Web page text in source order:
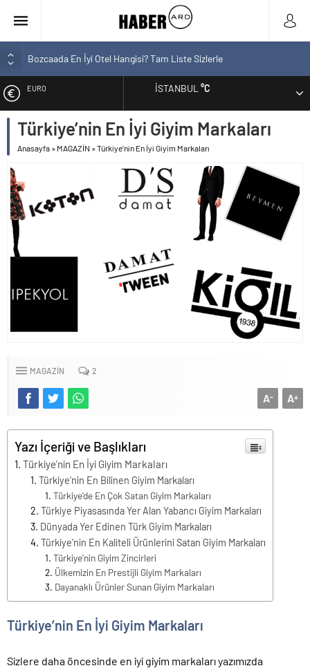
Bozcaada En İyi Otel Hangisi? Tam Liste Sizlerle
En İyi Bilgisayar Markaları
En İyi Kargo Firması
En İyi Spor Ayakkabı Markaları
ALTIN
BIST
İSTANBUL°C
Türkiye’nin En İyi Giyim Markaları
Anasayfa » MAGAZİN »Türkiye’nin En İyi Giyim Markaları
MAGAZİN 2
A+
A-
Yazı İçeriği ve Başlıkları
Türkiye’nin En İyi Giyim Markaları
Türkiye’nin En Bilinen Giyim Markaları
Türkiye’de En Çok Satan Giyim Markaları
Türkiye Piyasasında Yer Alan Yabancı Giyim Markaları
Dünyada Yer Edinen Türk Giyim Markaları
Türkiye’nin En Kaliteli Ürünlerini Satan Giyim Markaları
Türkiye’nin Giyim Zincirleri
Ülkemizin En Prestijli Giyim Markaları
Dayanaklı Ürünler Sunan Giyim Markaları
Türkiye’nin En İyi Giyim Markaları
Sizlere daha öncesinde en iyi giyim markaları yazımızda